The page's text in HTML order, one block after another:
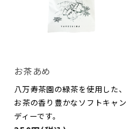
お茶あめ
八万寿茶園の緑茶を使用した、
お茶の香り豊かなソフトキャン
ディーです。